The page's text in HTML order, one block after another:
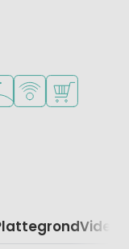
kinderen
tieners om te
in de buurt
WiFi beschikbaar
auto
Video